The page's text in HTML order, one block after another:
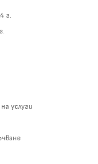
г.
услуги